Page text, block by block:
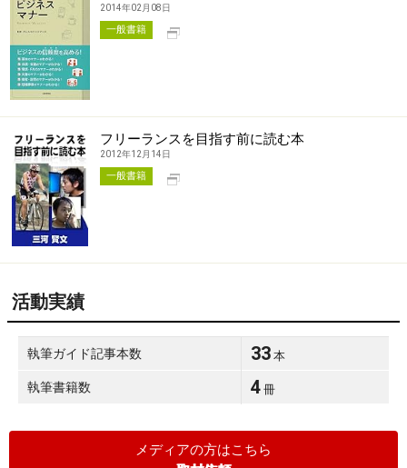
2014年02月08日
一般書籍
フリーランスを目指す前に読む本
2012年12月14日
一般書籍
活動実績
執筆ガイド記事本数 33 本
執筆書籍数 4 冊
メディアの方はこちら